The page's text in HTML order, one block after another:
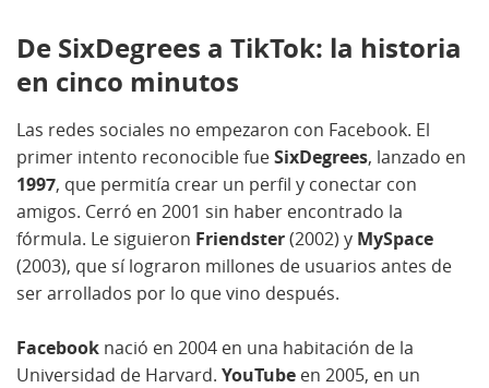
De SixDegrees a TikTok: la historia
en cinco minutos
Las redes sociales no empezaron con Facebook. El
primer intento reconocible fueSixDegrees, lanzado en
1997, que permitía crear un perfil y conectar con
amigos. Cerró en 2001 sin haber encontrado la
fórmula. Le siguieron Friendster(2002) y MySpace
(2003), que sí lograron millones de usuarios antes de
ser arrollados por lo que vino después.
Facebook nació en 2004 en una habitación de la
Universidad de Harvard. YouTube en 2005, en un